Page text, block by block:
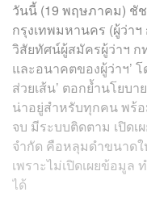
วันนี้ (19 พฤษภาคม) ชั
กรุงเทพมหานคร (ผู้ว่า
วิสัยทัศน์ผู้สมัครผู้ว่าฯ ก
และอนาคตของผู้ว่าฯ’ โ
ส่วยเส้น’ ตอกย้ำนโยบา
น่าอยู่สำหรับทุกคน พร้
จบ มีระบบติดตาม เปิด
จำกัด คือหลุมดำขนาด
เพราะไม่เปิดเผยข้อมู
ได้